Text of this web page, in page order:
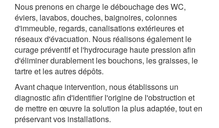
Nous prenons en charge le débouchage des WC,
éviers, lavabos, douches, baignoires, colonnes
d'immeuble, regards, canalisations extérieures et
réseaux d'évacuation. Nous réalisons également le
curage préventif et l'hydrocurage haute pression afin
d'éliminer durablement les bouchons, les graisses, le
tartre et les autres dépôts.
Avant chaque intervention, nous établissons un
diagnostic afin d'identifier l'origine de l'obstruction et
de mettre en œuvre la solution la plus adaptée, tout en
préservant vos installations.